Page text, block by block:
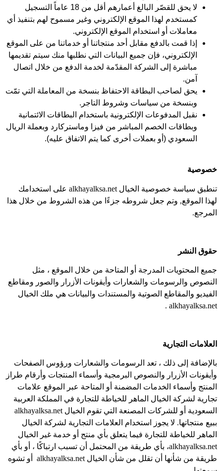
لا يحق للقصّر البالغ أعمارهم أقل من 18 عاماً التسجيل
كمستخدم لهذا الموقع الإلكتروني وغير مسموح لهم بتنفيذ أي
معاملات أو استخدام الموقع الإلكتروني.
إذا قمت بالدفع مقابل أحد منتجاتنا أو خدماتنا من على الموقع
الإلكتروني، فإن جميع البيانات التي نطلبها منك سيتم تقديمها
مباشرة إلى الشركة المقدّمة لخدمة الدفع من خلال اتصال
آمن.
يحق لصاحب البطاقة الاحتفاظ بنسخة من المعاملة التي تمّت
وبنسخة من سياسات وشروط التاجر.
نقبل المدفوعات الإلكترونية باستخدام البطاقات الائتمانية
وبطاقات الخصم المباشر من فيزا وماستركارد وبعملة الريال
السعودي (أو بعملات أخرى كما يتم الاتفاق عليه).
خصوصية
تنطبق سياسة خصوصية الخيال alkhayalksa.net على استخدامك
لهذا الموقع, وتم جعل شروطه جزءًا من هذه الشروط من خلال هذا
المرجع.
حقوق النشر
جميع المحتويات المدرجة أو المتاحة من خلال الموقع ، مثل
النصوص والرسومات والشعارات وأيقونات الأزرار والصور ومقاطع
الفيديو والمقاطع الصوتية والمستندات والبيانات هي ملك الخيال
alkhayalksa.net .
العلامات التجارية
بالإضافة إلى ذلك ، تعد الرسومات والشعارات ورؤوس الصفحات
وأيقونات الأزرار والنصوص البرمجية وأسماء المنتجات وأرقام طراز
المنتج وأسماء الخدمات المضمنة أو المتاحة عبر الموقع علامات
تجارية لشركة الخيال الماهر للخياطة للتجارة في المملكة العربية
السعودية أو للشركات المصنعة التي تقوم الخيال alkhayalksa.net
ببيع منتجاتها. لا يجوز استخدام العلامات التجارية لشركة الخيال
الماهر للخياطة للتجارة فيما يتعلق بأي منتج أو خدمة غير الخيال
alkhayalksa.net، بأي طريقة من المحتمل أن تسبب ارتباكًا ، أو بأي
طريقة من شأنها أن تقلل من شأن الخيال alkhayalksa.net أو تشوه